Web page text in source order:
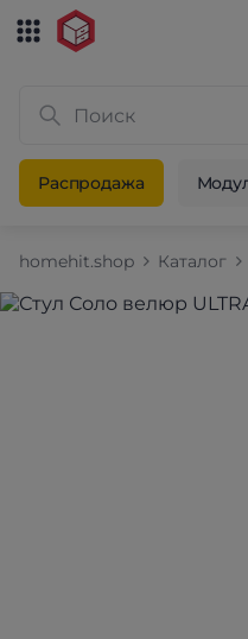
Распродажа
homehit.shop Каталог